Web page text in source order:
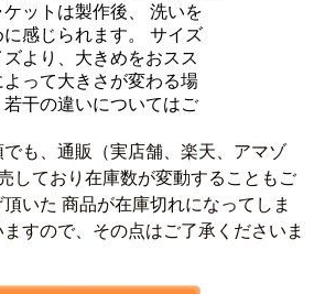
ットは製作後、 洗いを
感じられます。 サイズ
より、大きめをおスス
って大きさが変わる場
干の違いについてはご
も、通販（実店舗、楽天、アマゾ
しており在庫数が変動することもご
いた 商品が在庫切れになってしま
すので、その点はご了承くださいま